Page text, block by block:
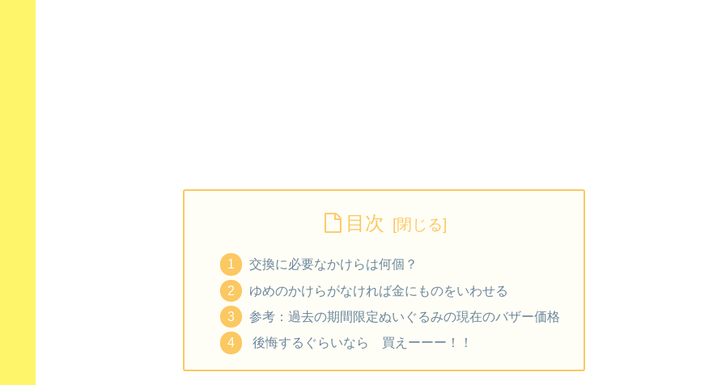
目次
交換に必要なかけらは何個？
ゆめのかけらがなければ金にものをいわせる
参考：過去の期間限定ぬいぐるみの現在のバザー価格
後悔するぐらいなら 買えーーー！！